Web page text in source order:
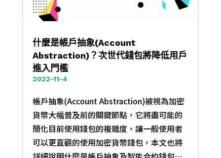
什麼是帳戶抽象(Account
Abstraction)？次世代錢包將降低用戶
進入門檻
2022-11-4
帳戶抽象(Account Abstraction)被視為加密
貨幣大幅普及前的關鍵節點，它將盡可能的
簡化目前使用錢包的複雜度，讓一般使用者
可以更直觀的使用加密貨幣錢包，本文也將